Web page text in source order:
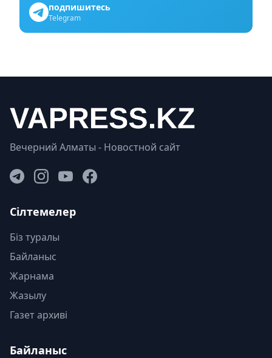
подпишитесь
Telegram
Вечерний Алматы - Новостной сайт
Сілтемелер
Біз туралы
Байланыс
Жарнама
Жазылу
Газет архиві
Байланыс